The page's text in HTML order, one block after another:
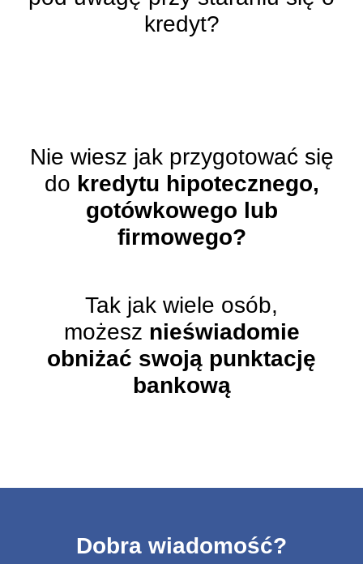
kredyt?
Nie wiesz jak przygotować się
do kredytu hipotecznego,
gotówkowego lub
firmowego?
Tak jak wiele osób,
możesz nieświadomie
obniżać swoją punktację
bankową
Dobra wiadomość?